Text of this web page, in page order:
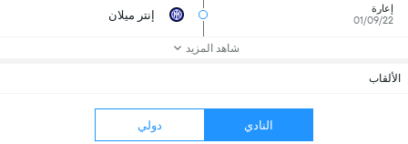
إعارة
01/09/22
إنتر ميلان
شاهد المزيد
الألقاب
النادي دولي